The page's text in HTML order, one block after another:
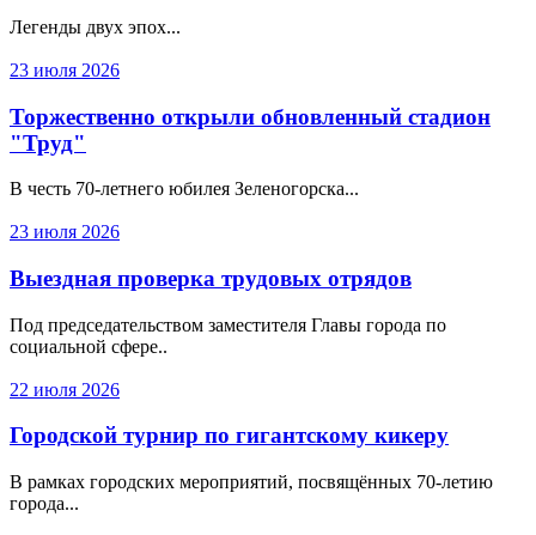
Легенды двух эпох...
23 июля 2026
Торжественно открыли обновленный стадион
"Труд"
В честь 70-летнего юбилея Зеленогорска...
23 июля 2026
Выездная проверка трудовых отрядов
Под председательством заместителя Главы города по
социальной сфере..
22 июля 2026
Городской турнир по гигантскому кикеру
В рамках городских мероприятий, посвящённых 70-летию
города...